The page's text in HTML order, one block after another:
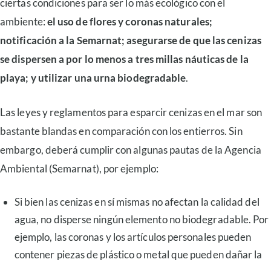
ciertas condiciones para ser lo más ecológico con el
ambiente:el uso de flores y coronas naturales;
notificación a la Semarnat; asegurarse de que las cenizas
se dispersen a por lo menos a tres millas náuticas de la
playa; y utilizar una urna biodegradable.
Las leyes y reglamentos para esparcir cenizas en el mar son
bastante blandas en comparación con los entierros. Sin
embargo, deberá cumplir con algunas pautas de la Agencia
Ambiental (Semarnat), por ejemplo:
Si bien las cenizas en sí mismas no afectan la calidad del
agua, no disperse ningún elemento no biodegradable. Por
ejemplo, las coronas y los artículos personales pueden
contener piezas de plástico o metal que pueden dañar la